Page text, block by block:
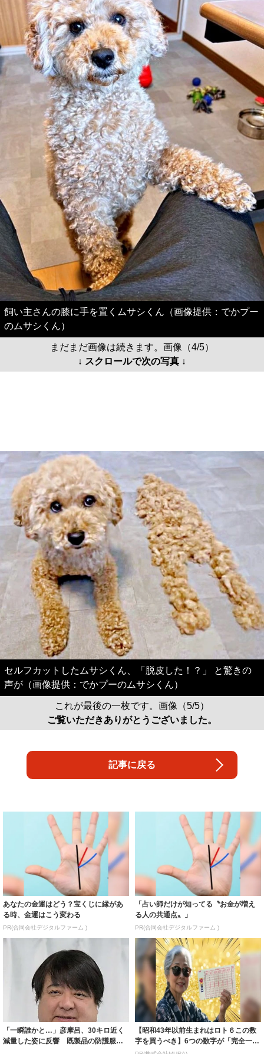
飼い主さんの膝に手を置くムサシくん（画像提供：でかプー
のムサシくん）
まだまだ画像は続きます。画像（4/5）
↓ スクロールで次の写真 ↓
セルフカットしたムサシくん、「脱皮した！？」 と驚きの
声が（画像提供：でかプーのムサシくん）
これが最後の一枚です。画像（5/5）
ご覧いただきありがとうございました。
記事に戻る
あなたの金運はどう？宝くじに縁があ
る時、金運はこう変わる
PR(合同会社デジタルファーム )
「占い師だけが知ってる〝お金が増え
る人の共通点〟」
PR(合同会社デジタルファーム )
「一瞬誰かと…」彦摩呂、30キロ近く
減量した姿に反響 既製品の防護服が
【昭和43年以前生まれはロト６この数
字を買うべき】6つの数字が「完全一
致」する方...